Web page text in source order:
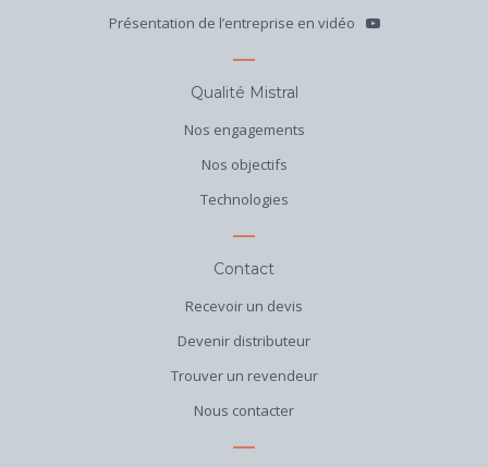
Présentation de l’entreprise en vidéo
Qualité Mistral
Nos engagements
Nos objectifs
Technologies
Contact
Recevoir un devis
Devenir distributeur
Trouver un revendeur
Nous contacter